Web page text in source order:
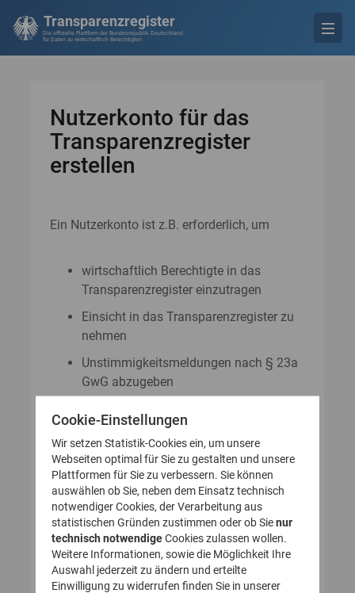
Transparenzregister
Die offizielle Plattform der Bundesrepublik Deutschland
für Daten zu wirtschaftlich Berechtigten
Nutzerkonto für das
Transparenzregister
erstellen
Ein Nutzerkonto ist z.B. erforderlich, um
wirtschaftlich Berechtigte in das
Transparenzregister einzutragen
Einsicht in das Transparenzregister zu
nehmen
Unstimmigkeitsmeldungen nach § 23a
GwG abzugeben
GwG zu stellen
So legen Sie Ihr Nutzerkonto für
das Transparenzregister an
(Registrierung):
Cookie-Einstellungen
Wir setzen Statistik-Cookies ein, um unsere
Webseiten optimal für Sie zu gestalten und unsere
Plattformen für Sie zu verbessern. Sie können
auswählen ob Sie, neben dem Einsatz technisch
notwendiger Cookies, der Verarbeitung aus
statistischen Gründen zustimmen oder ob Sienur
technisch notwendigeCookies zulassen wollen.
Weitere Informationen, sowie die Möglichkeit Ihre
Auswahl jederzeit zu ändern und erteilte
Einwilligung zu widerrufen finden Sie in unserer